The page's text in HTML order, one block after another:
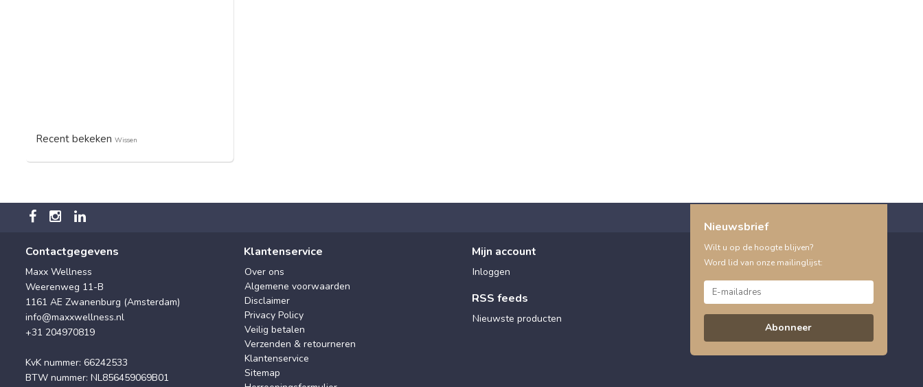
Recent bekeken Wissen
Contactgegevens
Maxx Wellness
Weerenweg 11-B
1161 AE Zwanenburg (Amsterdam)
info@maxxwellness.nl
+31 204970819
KvK nummer: 66242533
BTW nummer: NL856459069B01
Klantenservice
Over ons
Algemene voorwaarden
Disclaimer
Privacy Policy
Veilig betalen
Verzenden & retourneren
Klantenservice
Sitemap
Mijn account
Inloggen
RSS feeds
Nieuwste producten
Nieuwsbrief
Wilt u op de hoogte blijven?
Word lid van onze mailinglijst:
Abonneer